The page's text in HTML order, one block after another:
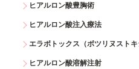
ヒアルロン酸豊胸術
ヒアルロン酸注入療法
エラボトックス（ボツリヌストキ
ヒアルロン酸溶解注射